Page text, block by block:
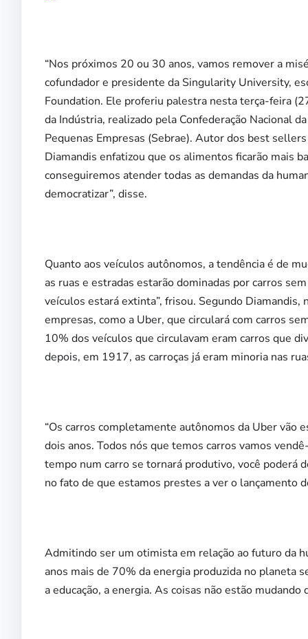
“Nos próximos 20 ou 30 anos, vamos remover a
cofundador e presidente da Singularity University,
Foundation. Ele proferiu palestra nesta terça-feira
da Indústria, realizado pela Confederação Nacional
Pequenas Empresas (Sebrae). Autor dos best
Diamandis enfatizou que os alimentos ficarão mais
conseguiremos atender todas as demandas da
democratizar”, disse.
Quanto aos veículos autônomos, a tendência é de
as ruas e estradas estarão dominadas por carros
veículos estará extinta”, frisou. Segundo
empresas, como a Uber, que circulará com carros
10% dos veículos que circulavam eram carros que
depois, em 1917, as carroças já eram minoria nas
“Os carros completamente autônomos da Uber vão
dois anos. Todos nós que temos carros vamos
tempo num carro se tornará produtivo, você poderá
no fato de que estamos prestes a ver o lançamento
Admitindo ser um otimista em relação ao futuro da
anos mais de 70% da energia produzida no planeta
a educação, a energia. As coisas não estão